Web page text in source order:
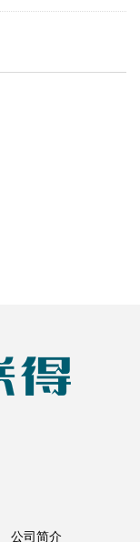
公司简介